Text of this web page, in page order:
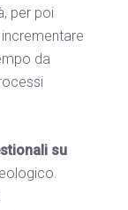
per poi
da
su